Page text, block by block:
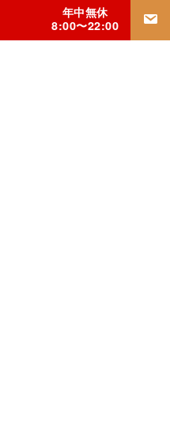
年中無休
8:00〜22:00